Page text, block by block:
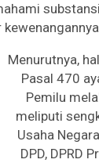
Menurutnya,
Pasal 470
Pemilu
meliputi
Usaha
DPD, DPRD